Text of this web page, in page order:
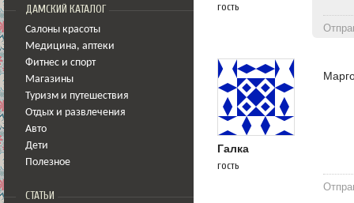
ДАМСКИЙ КАТАЛОГ
Салоны красоты
Медицина, аптеки
Фитнес и спорт
Магазины
Туризм и путешествия
Отдых и развлечения
Авто
Дети
Полезное
СТАТЬИ
гость
Галка
гость